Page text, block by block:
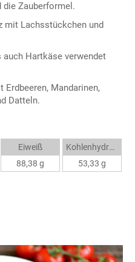
Zauberformel.
mit Lachsstückchen und
Hartkäse verwendet
Erdbeeren, Mandarinen,
Datteln.
Eiweiß
88,38 g
Kohlenhydrate
53,33 g